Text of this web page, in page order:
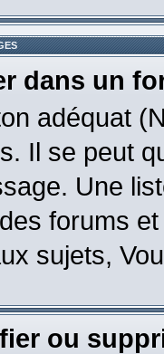
dans un
adéquat
Il se peut
Une
forums
sujets,
ou